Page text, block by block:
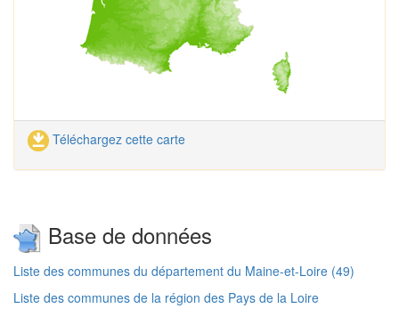
Téléchargez cette carte
Base de données
Liste des communes du département du Maine-et-Loire (49)
Liste des communes de la région des Pays de la Loire